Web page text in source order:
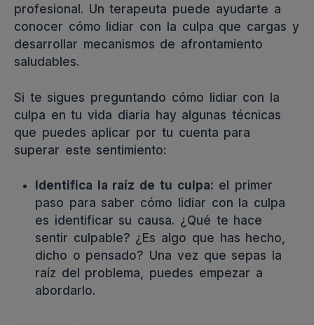
profesional. Un terapeuta puede ayudarte a
conocer cómo lidiar con la culpa que cargas y
desarrollar mecanismos de afrontamiento
saludables.
Si te sigues preguntando cómo lidiar con la
culpa en tu vida diaria hay algunas técnicas
que puedes aplicar por tu cuenta para
superar este sentimiento:
Identifica la raíz de tu culpa: el primer
paso para saber cómo lidiar con la culpa
es identificar su causa. ¿Qué te hace
sentir culpable? ¿Es algo que has hecho,
dicho o pensado? Una vez que sepas la
raíz del problema, puedes empezar a
abordarlo.